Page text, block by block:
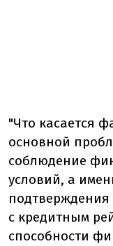
"Что касается
основной
соблюдение
условий, а
с кредитным
способности